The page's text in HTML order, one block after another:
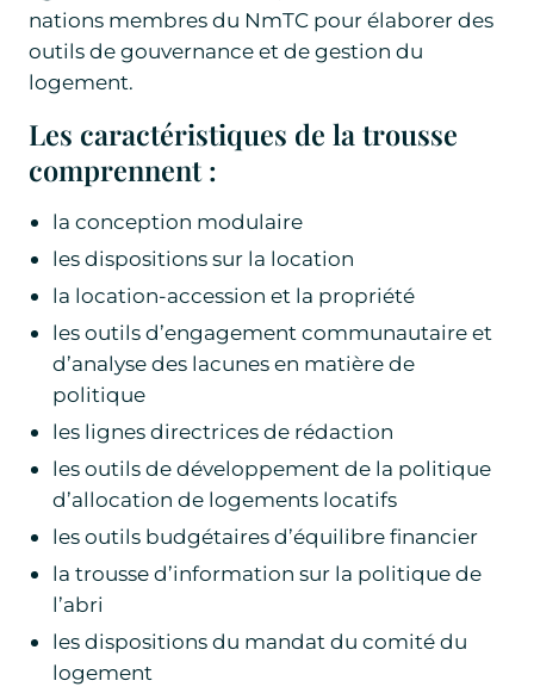
nations membres du NmTC pour élaborer des
outils de gouvernance et de gestion du
logement.
Les caractéristiques de la trousse
comprennent :
la conception modulaire
les dispositions sur la location
la location-accession et la propriété
les outils d’engagement communautaire et
d’analyse des lacunes en matière de
politique
les lignes directrices de rédaction
les outils de développement de la politique
d’allocation de logements locatifs
les outils budgétaires d’équilibre financier
la trousse d’information sur la politique de
l’abri
les dispositions du mandat du comité du
logement